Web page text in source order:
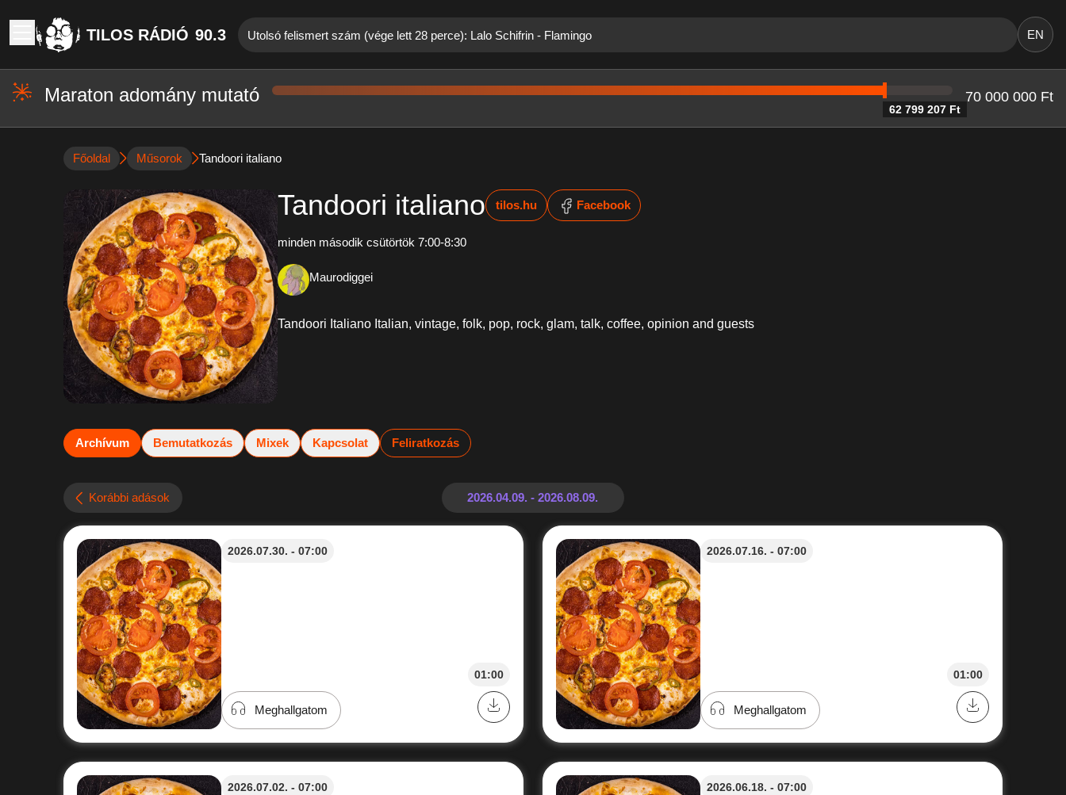
TILOS RÁDIÓ 90.3 Utolsó felismert szám (vége lett 28 perce): Lalo Schifrin - Flamingo EN
Maraton adomány mutató
62 799 207 Ft
70 000 000 Ft
Főoldal Műsorok Tandoori italiano
Tandoori italiano tilos.hu Facebook
minden második csütörtök 7:00-8:30
Maurodiggei
Tandoori Italiano Italian, vintage, folk, pop, rock, glam, talk, coffee, opinion and guests
Archívum Bemutatkozás Mixek Kapcsolat Feliratkozás
Korábbi adások
2026.07.30. - 07:00
01:00
Meghallgatom
2026.07.16. - 07:00
01:00
Meghallgatom
2026.07.02. - 07:00 2026.06.18. - 07:00